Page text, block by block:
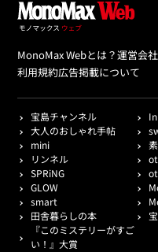
MonoMax Webとは？運営会社
利用規約広告掲載について
宝島チャンネル
大人のおしゃれ手帖
mini
リンネル
SPRiNG
GLOW
smart
田舎暮らしの本
『このミステリーがすご
い！』大賞